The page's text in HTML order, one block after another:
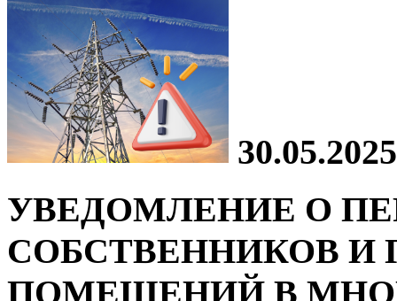
30.05.2025
УВЕДОМЛЕНИЕ О
СОБСТВЕННИКОВ И
ПОМЕЩЕНИЙ В